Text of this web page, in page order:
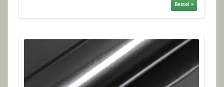
Bestel »